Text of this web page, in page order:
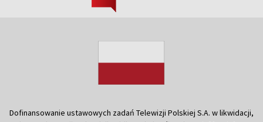
Dofinansowanie ustawowych zadań Telewizji Polskiej S.A. w likwidacji,